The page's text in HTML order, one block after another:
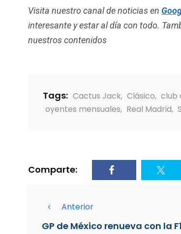
Visita nuestro canal de noticias en
interesante y estar al día con todo.
nuestros contenidos
Tags: Cactus Jack, Clásico, club
oyentes mensuales, Real Madrid,
Comparte:
Anterior
GP de México renueva con la